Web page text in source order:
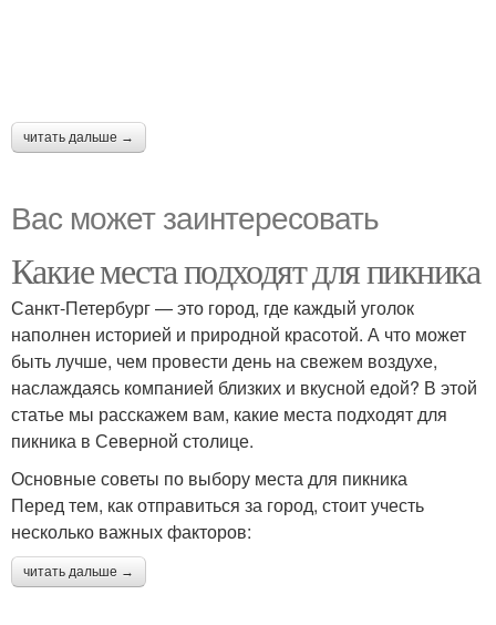
читать дальше →
Вас может заинтересовать
Какие места подходят для пикника
Санкт-Петербург — это город, где каждый уголок
наполнен историей и природной красотой. А что может
быть лучше, чем провести день на свежем воздухе,
наслаждаясь компанией близких и вкусной едой? В этой
статье мы расскажем вам, какие места подходят для
пикника в Северной столице.
Основные советы по выбору места для пикника
Перед тем, как отправиться за город, стоит учесть
несколько важных факторов:
читать дальше →